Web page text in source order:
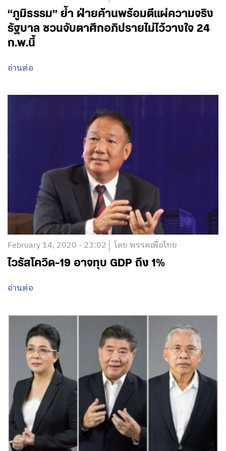
“ภูมิธรรม” ย้ำ ฝ่ายค้านพร้อมตีแผ่ความจริง
รัฐบาล ชวนจับตาศึกอภิปรายไม่ไว้วางใจ 24
ก.พ.นี้
อ่านต่อ
February 14, 2020 - 23:02 โดย พรรคเพื่อไทย
ไวรัสโควิด-19 อาจทุบ GDP ถึง 1%
อ่านต่อ